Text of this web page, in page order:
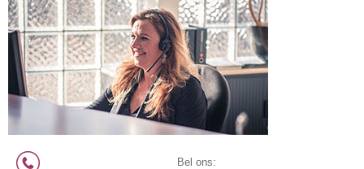
Bel ons: